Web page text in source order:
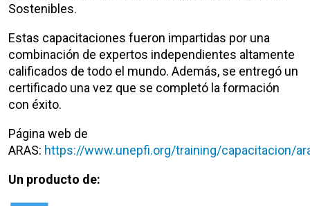
Sostenibles.
Estas capacitaciones fueron impartidas por una
combinación de expertos independientes altamente
calificados de todo el mundo. Además, se entregó un
certificado una vez que se completó la formación
con éxito.
Página web de
ARAS: https://www.unepfi.org/training/capacitacion/
Un producto de: